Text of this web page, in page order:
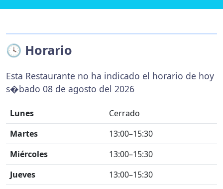
🕓 Horario
Esta Restaurante no ha indicado el horario de hoy
s�bado 08 de agosto del 2026
Lunes
Cerrado
Martes
13:00–15:30
Miércoles
13:00–15:30
Jueves
13:00–15:30